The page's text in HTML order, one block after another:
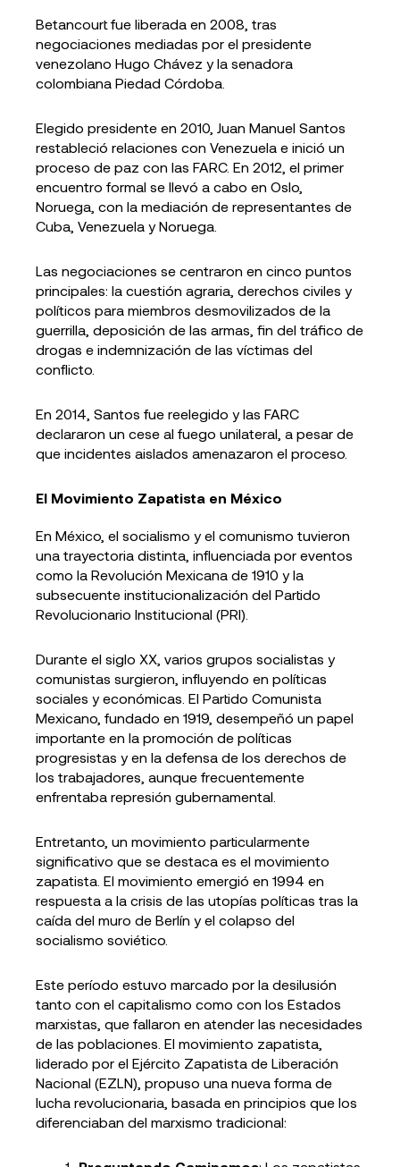
Betancourt fue liberada en 2008, tras
negociaciones mediadas por el presidente
venezolano Hugo Chávez y la senadora
colombiana Piedad Córdoba.
Elegido presidente en 2010, Juan Manuel Santos
restableció relaciones con Venezuela e inició un
proceso de paz con las FARC. En 2012, el primer
encuentro formal se llevó a cabo en Oslo,
Noruega, con la mediación de representantes de
Cuba, Venezuela y Noruega.
Las negociaciones se centraron en cinco puntos
principales: la cuestión agraria, derechos civiles y
políticos para miembros desmovilizados de la
guerrilla, deposición de las armas, fin del tráfico de
drogas e indemnización de las víctimas del
conflicto.
En 2014, Santos fue reelegido y las FARC
declararon un cese al fuego unilateral, a pesar de
que incidentes aislados amenazaron el proceso.
El Movimiento Zapatista en México
En México, el socialismo y el comunismo tuvieron
una trayectoria distinta, influenciada por eventos
como la Revolución Mexicana de 1910 y la
subsecuente institucionalización del Partido
Revolucionario Institucional (PRI).
Durante el siglo XX, varios grupos socialistas y
comunistas surgieron, influyendo en políticas
sociales y económicas. El Partido Comunista
Mexicano, fundado en 1919, desempeñó un papel
importante en la promoción de políticas
progresistas y en la defensa de los derechos de
los trabajadores, aunque frecuentemente
enfrentaba represión gubernamental.
Entretanto, un movimiento particularmente
significativo que se destaca es el movimiento
zapatista. El movimiento emergió en 1994 en
respuesta a la crisis de las utopías políticas tras la
caída del muro de Berlín y el colapso del
socialismo soviético.
Este período estuvo marcado por la desilusión
tanto con el capitalismo como con los Estados
marxistas, que fallaron en atender las necesidades
de las poblaciones. El movimiento zapatista,
liderado por el Ejército Zapatista de Liberación
Nacional (EZLN), propuso una nueva forma de
lucha revolucionaria, basada en principios que los
diferenciaban del marxismo tradicional: